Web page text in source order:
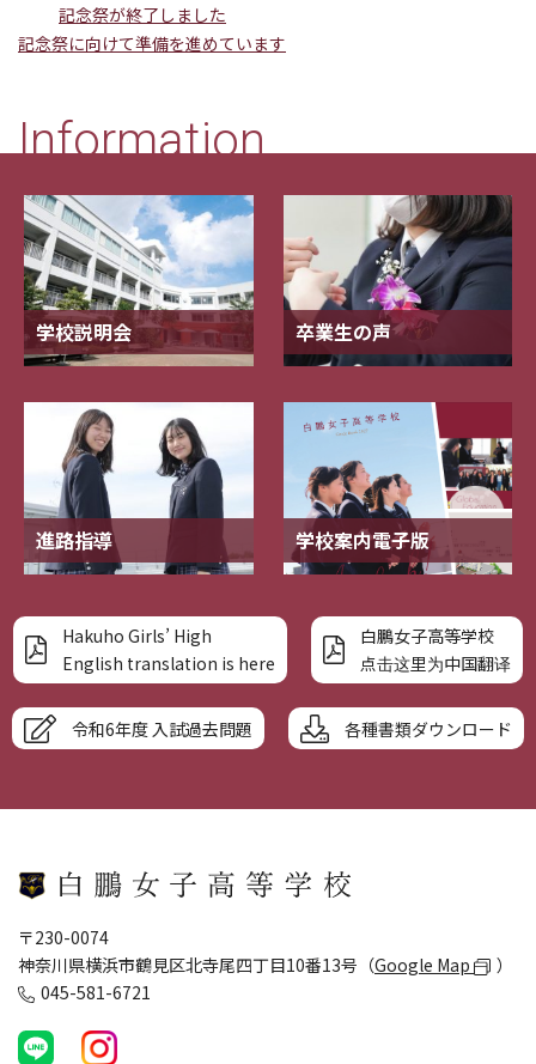
記念祭が終了しました
記念祭に向けて準備を進めています
Information
学校説明会 卒業生の声
進路指導 学校案内電子版
Hakuho Girls’ High
English translation is here
白鵬女子高等学校
点击这里为中国翻译
令和6年度 入試過去問題 各種書類ダウンロード
〒230-0074
神奈川県横浜市鶴見区北寺尾四丁目10番13号（Google Map
）
045-581-6721